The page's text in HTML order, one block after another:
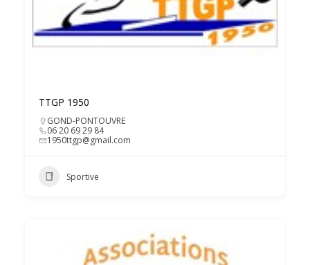
TTGP 1950
GOND-PONTOUVRE
06 20 69 29 84
1950ttgp@gmail.com
Sportive